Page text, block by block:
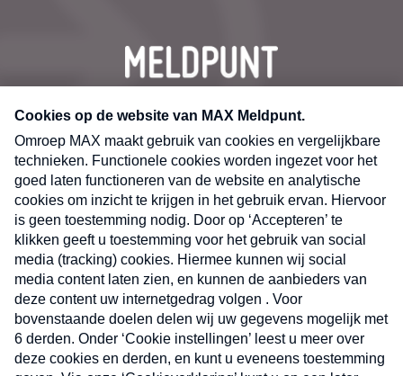
CONTACT
Volg ons op
X
Nieuwsbrief